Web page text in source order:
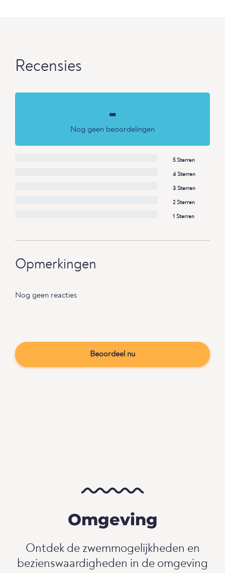
Recensies
-
Nog geen beoordelingen
5 Sterren
4 Sterren
3 Sterren
2 Sterren
1 Sterren
Opmerkingen
Nog geen reacties
Beoordeel nu
Omgeving
Ontdek de zwemmogelijkheden en
bezienswaardigheden in de omgeving